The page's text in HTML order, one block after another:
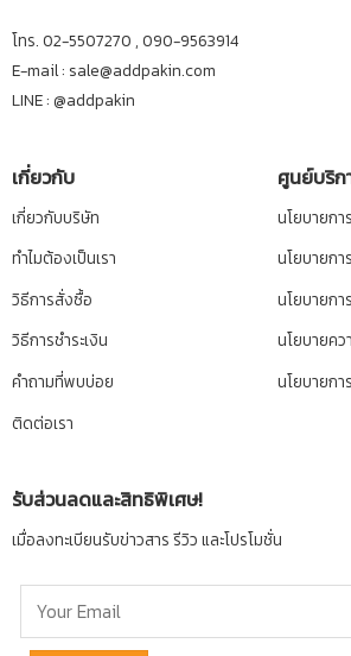
โทร. 02-5507270 , 090-9563914
E-mail : sale@addpakin.com
LINE : @addpakin
เกี่ยวกับ
เกี่ยวกับบริษัท
ทำไมต้องเป็นเรา
วิธีการสั่งซื้อ
วิธีการชำระเงิน
คำถามที่พบบ่อย
ติดต่อเรา
ศูนย์บริก
นโยบายก
นโยบายกา
นโยบายกา
นโยบายค
นโยบายกา
รับส่วนลดและสิทธิพิเศษ!
เมื่อลงทะเบียนรับข่าวสาร รีวิว และโปรโมชั่น